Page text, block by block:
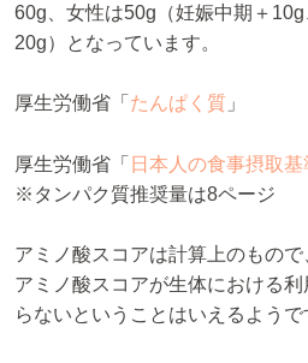
60g、女性は50g（妊娠中期＋
20g）となっています。
厚生労働省「 たんぱく質 」
厚生労働省「 日本人の食事摂取
※タンパク質推奨量は8ページ
アミノ酸スコアは計算上のもので
アミノ酸スコアが生体における
らないということはいえるようで